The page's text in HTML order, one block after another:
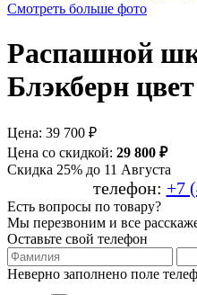
Смотреть больше фото
Распашной
Блэкберн
Цена: 39 700 ₽
Цена со скидкой: 29 800 ₽
Скидка 25% до 11 Августа
телефон: +7
Есть вопросы по товару?
Мы перезвоним и все
Оставьте свой телефон
Неверно заполнено поле